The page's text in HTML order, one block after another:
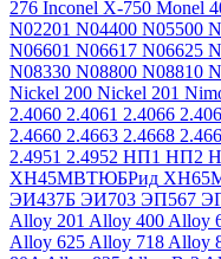
276 Inconel X-750 Monel
N02201 N04400 N05500
N06601 N06617 N06625
N08330 N08800 N08810
Nickel 200 Nickel 201
2.4060 2.4061 2.4066
2.4660 2.4663 2.4668
2.4951 2.4952 НП1 НП2
ХН45МВТЮБРид
ЭИ437Б ЭИ703 ЭП567
Alloy 201 Alloy 400 Alloy
Alloy 625 Alloy 718 Alloy